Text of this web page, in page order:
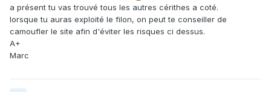
a présent tu vas trouvé tous les autres cérithes a coté.
lorsque tu auras exploité le filon, on peut te conseiller de
camoufler le site afin d'éviter les risques ci dessus.
A+
Marc